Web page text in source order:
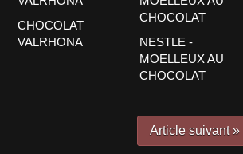
CHOCOLAT
VALRHONA
NESTLE -
MOELLEUX AU
CHOCOLAT
Article suivant »